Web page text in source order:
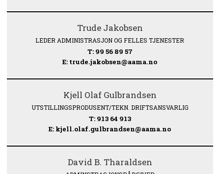
Trude Jakobsen
LEDER ADMINISTRASJON OG FELLES TJENESTER
T: 99 56 89 57
E: trude.jakobsen@aama.no
Kjell Olaf Gulbrandsen
UTSTILLINGSPRODUSENT/TEKN. DRIFTSANSVARLIG
T: 913 64 913
E: kjell.olaf.gulbrandsen@aama.no
David B. Tharaldsen